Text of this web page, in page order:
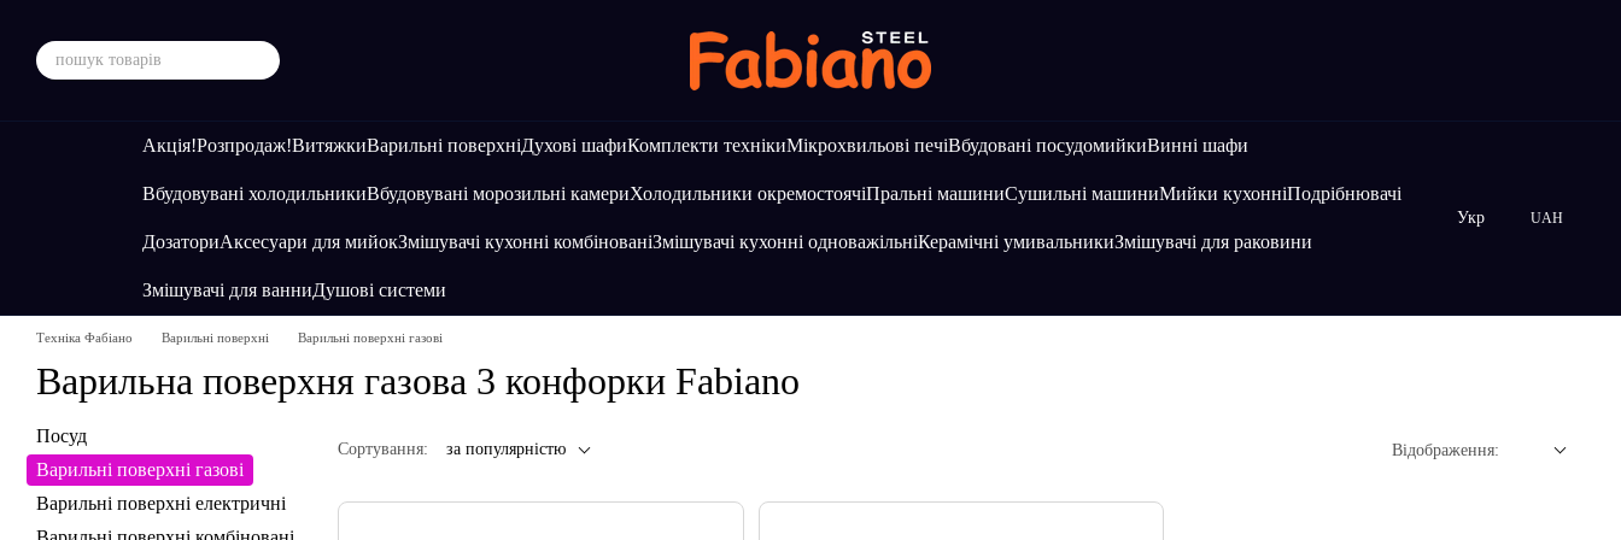
Акція!Розпродаж!ВитяжкиВарильні поверхніДухові шафиКомплекти технікиМікрохвильові печіВбудовані посудомийкиВинні шафи
Вбудовувані холодильникиВбудовувані морозильні камериХолодильники окремостоячіПральні машиниСушильні машиниМийки кухонніПодрібнювачі
ДозаториАксесуари для мийокЗмішувачі кухонні комбінованіЗмішувачі кухонні одноважільніКерамічні умивальникиЗмішувачі для раковини
Змішувачі для ванниДушові системи
Укр UAH
Техніка Фабіано Варильні поверхні Варильні поверхні газові
Варильна поверхня газова 3 конфорки Fabiano
Сортування: за популярністю Відображення:
Посуд
Варильні поверхні газові
Варильні поверхні електричні